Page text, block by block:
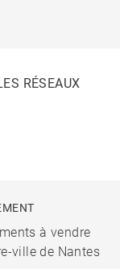
RÉSEAUX
à vendre
ville de Nantes